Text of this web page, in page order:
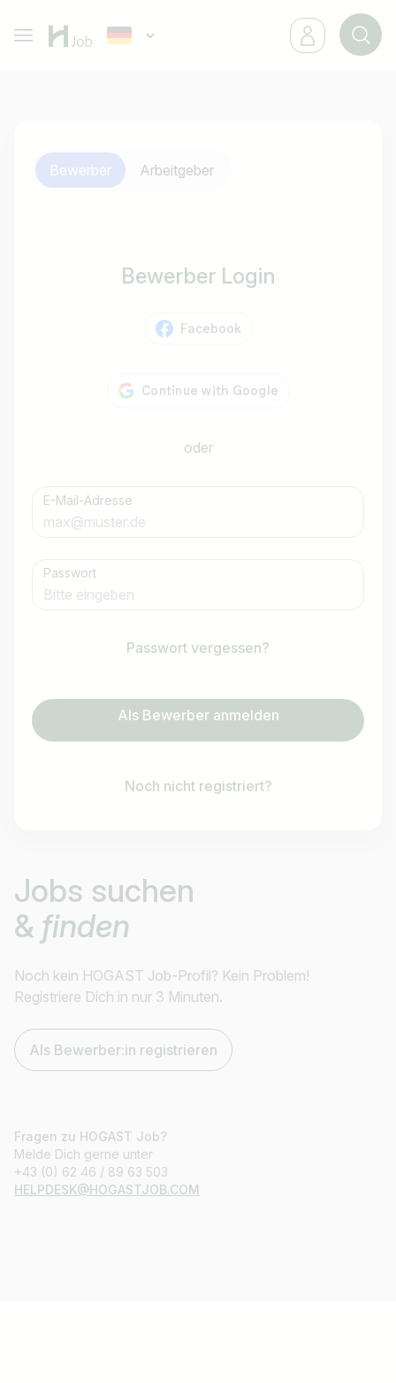
Jobs suchen
& finden
Noch kein HOGAST Job-Profil? Kein Problem!
Registriere Dich in nur 3 Minuten.
Als Bewerber:in registrieren
Fragen zu HOGAST Job?
Melde Dich gerne unter
+43 (0) 62 46 / 89 63 503
HELPDESK@HOGASTJOB.COM
Bewerber Arbeitgeber
Bewerber Login
Facebook
oder
E-Mail-Adresse
Passwort
Passwort vergessen?
Als Bewerber anmelden
Noch nicht registriert?
Ich suche nach …
z.B. Österreich
Land / Bundesland
Jobs finden